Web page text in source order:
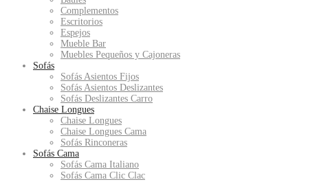
Complementos
Escritorios
Espejos
Mueble Bar
Muebles Pequeños y Cajoneras
Sofás
Sofás Asientos Fijos
Sofás Asientos Deslizantes
Sofás Deslizantes Carro
Chaise Longues
Chaise Longues
Chaise Longues Cama
Sofás Rinconeras
Sofás Cama
Sofás Cama Italiano
Sofás Cama Clic Clac